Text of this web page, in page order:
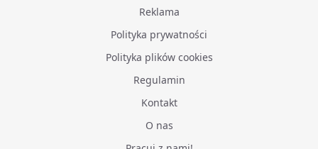
Reklama
Polityka prywatności
Polityka plików cookies
Regulamin
Kontakt
O nas